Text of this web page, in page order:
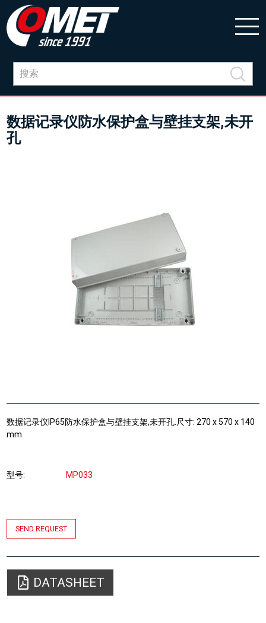
数据记录仪防水保护盒与壁挂支架,未开
孔
数据记录仪IP65防水保护盒与壁挂支架,未开孔.尺寸: 270 x 570 x 140
mm.
型号 MP033
SEND REQUEST
DATASHEET